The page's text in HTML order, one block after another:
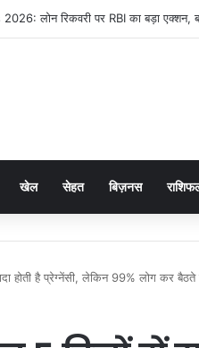
खेल सेहत बिज़नस
होती है प्रेग्नेंसी, लेकिन 99% लोग कर